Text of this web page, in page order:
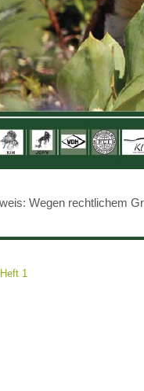
Wegen rechtlichem
Heft 1